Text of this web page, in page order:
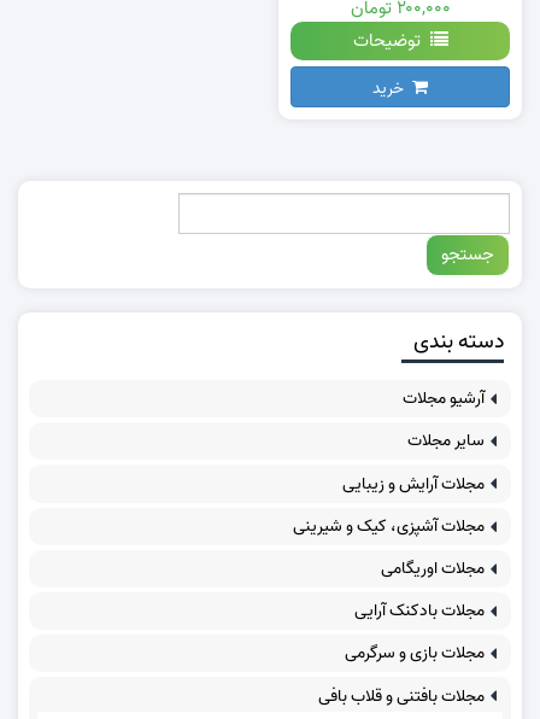
۲۰۰,۰۰۰ تومان
توضیحات
خرید
دسته بندی
آرشیو مجلات
سایر مجلات
مجلات آرایش و زیبایی
مجلات آشپزی، کیک و شیرینی
مجلات اوریگامی
مجلات بادکنک آرایی
مجلات بازی و سرگرمی
مجلات بافتنی و قلاب بافی